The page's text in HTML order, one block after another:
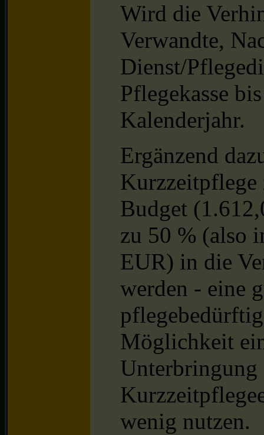
Wird die
Verwandte,
Dienst/
Pflegekasse
Kalenderjahr.
Ergänzend
Kurzzeitpflege
Budget
zu 50 % (also
EUR) in die
werden - eine
Möglichkeit
Unterbringung
wenig nutzen.